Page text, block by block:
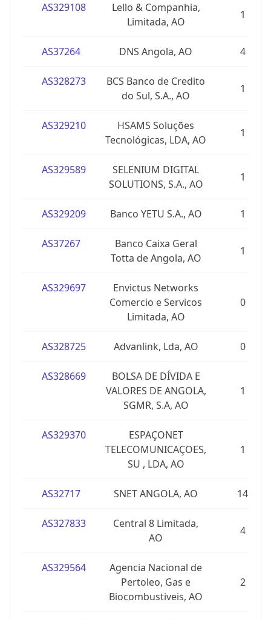
AS329108
Lello & Companhia,
Limitada, AO
1
AS37264 DNS Angola, AO 4
AS328273
BCS Banco de Credito
do Sul, S.A., AO
1
AS329210
HSAMS Soluções
Tecnológicas, LDA, AO
1
AS329589
SELENIUM DIGITAL
SOLUTIONS, S.A., AO
1
AS329209 Banco YETU S.A., AO 1
AS37267
Banco Caixa Geral
Totta de Angola, AO
1
AS329697
Envictus Networks
Comercio e Servicos
Limitada, AO
0
AS328725 Advanlink, Lda, AO 0
AS328669
BOLSA DE DÍVIDA E
VALORES DE ANGOLA,
SGMR, S.A, AO
1
AS329370
ESPAÇONET
TELECOMUNICAÇOES,
SU , LDA, AO
1
AS32717 SNET ANGOLA, AO 14
AS327833
Central 8 Limitada,
AO
4
AS329564
Agencia Nacional de
Pertoleo, Gas e
Biocombustiveis, AO
2